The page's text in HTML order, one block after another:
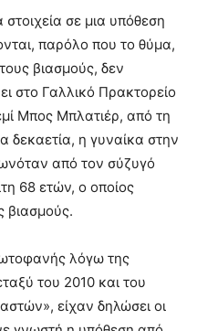
σε μια υπόθεση
παρόλο που το θύμα,
βιασμούς, δεν
στο Γαλλικό Πρακτορείο
Μπος Μπλατιέρ, από τη
δεκαετία, η γυναίκα στην
από τον σύζυγό
68 ετών, ο οποίος
βιασμούς.
λόγω της
του 2010 και του
είχαν δηλώσει οι